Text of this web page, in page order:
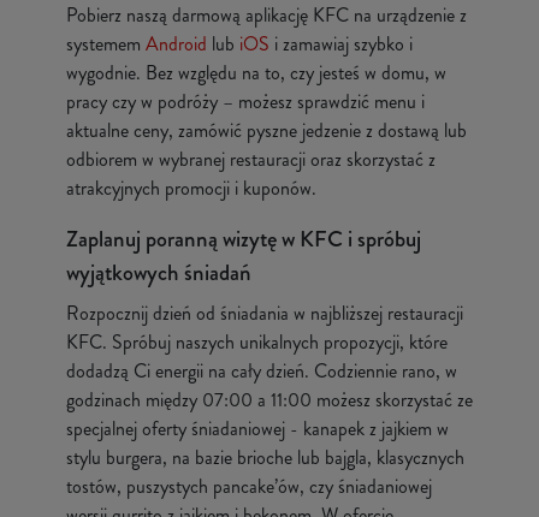
Pobierz naszą darmową aplikację KFC na urządzenie z
systemem Android lub iOS i zamawiaj szybko i
wygodnie. Bez względu na to, czy jesteś w domu, w
pracy czy w podróży – możesz sprawdzić menu i
aktualne ceny, zamówić pyszne jedzenie z dostawą lub
odbiorem w wybranej restauracji oraz skorzystać z
atrakcyjnych promocji i kuponów.
Zaplanuj poranną wizytę w KFC i spróbuj
wyjątkowych śniadań
Rozpocznij dzień od śniadania w najbliższej restauracji
KFC. Spróbuj naszych unikalnych propozycji, które
dodadzą Ci energii na cały dzień. Codziennie rano, w
godzinach między 07:00 a 11:00 możesz skorzystać ze
specjalnej oferty śniadaniowej - kanapek z jajkiem w
stylu burgera, na bazie brioche lub bajgla, klasycznych
tostów, puszystych pancake’ów, czy śniadaniowej